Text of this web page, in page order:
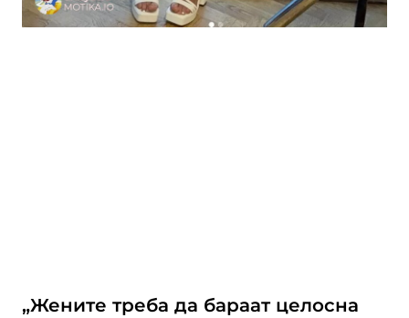
„Жените треба да бараат целосна